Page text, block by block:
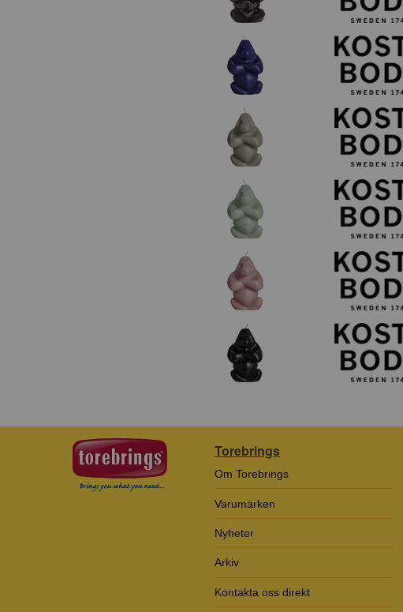
Torebrings
Om Torebrings
Varumärken
Nyheter
Arkiv
Kontakta oss direkt